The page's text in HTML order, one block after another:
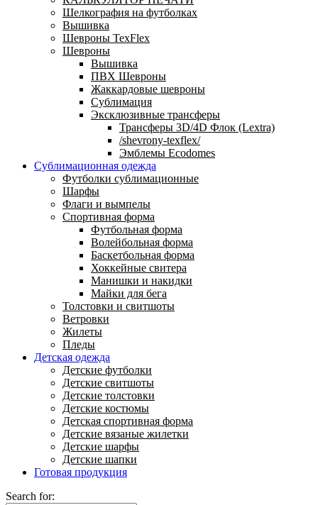
Шелкография на футболках
Вышивка
Шевроны TexFlex
Шевроны
Вышивка
ПВХ Шевроны
Жаккардовые шевроны
Сублимация
Эксклюзивные трансферы
Трансферы 3D/4D Флок (Lextra)
/shevrony-texflex/
Эмблемы Ecodomes
Сублимационная одежда
Футболки сублимационные
Шарфы
Флаги и вымпелы
Спортивная форма
Футбольная форма
Волейбольная форма
Баскетбольная форма
Хоккейные свитера
Манишки и накидки
Майки для бега
Толстовки и свитшоты
Ветровки
Жилеты
Пледы
Детская одежда
Детские футболки
Детские свитшоты
Детские толстовки
Детские костюмы
Детская спортивная форма
Детские вязаные жилетки
Детские шарфы
Детские шапки
Готовая продукция
Search for: